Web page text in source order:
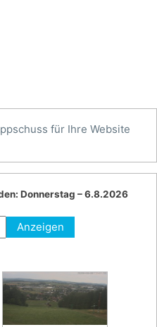
für Ihre Website
Donnerstag – 6.8.2026
Anzeigen